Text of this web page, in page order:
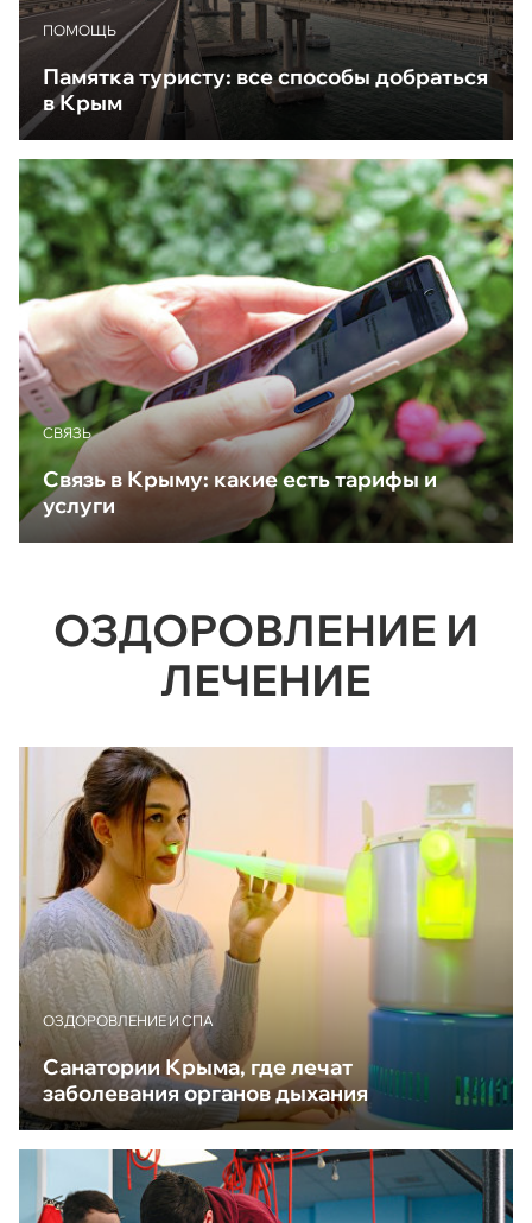
ПОМОЩЬ
Памятка туристу: все способы добраться
в Крым
CВЯЗЬ
Связь в Крыму: какие есть тарифы и
услуги
ОЗДОРОВЛЕНИЕ И
ЛЕЧЕНИЕ
ОЗДОРОВЛЕНИЕ И СПА
Санатории Крыма, где лечат
заболевания органов дыхания